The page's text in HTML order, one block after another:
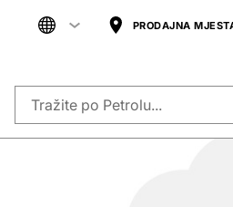
PRODAJNA